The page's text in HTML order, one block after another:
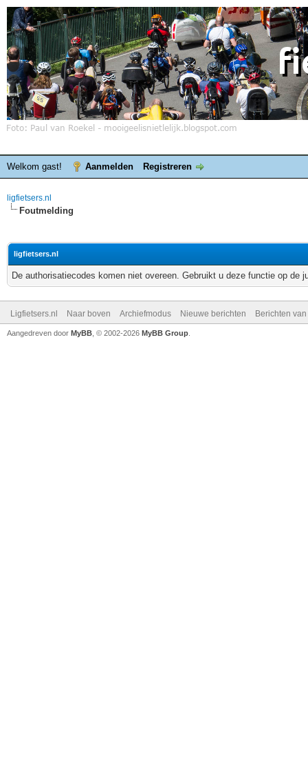
Welkom gast! Aanmelden Registreren
ligfietsers.nl
Foutmelding
ligfietsers.nl
De authorisatiecodes komen niet overeen. Gebruikt u deze functie op de
Ligfietsers.nl Naar boven Archiefmodus Nieuwe berichten Berichten
Aangedreven door MyBB , © 2002-2026 MyBB Group